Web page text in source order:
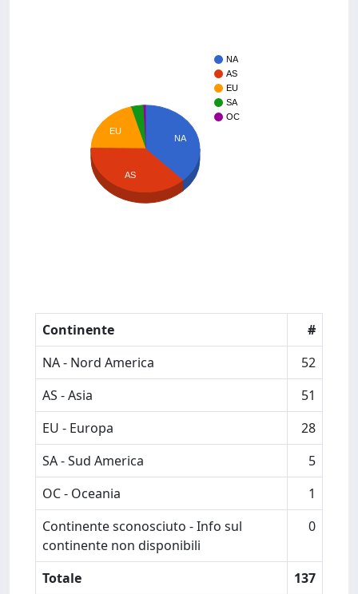
NA
AS
EU
SA
OC
NA
EU
AS
Continente
#
NA - Nord America
52
AS - Asia
51
EU - Europa
28
SA - Sud America
5
OC - Oceania
1
Continente sconosciuto - Info sul
continente non disponibili
0
Totale 137